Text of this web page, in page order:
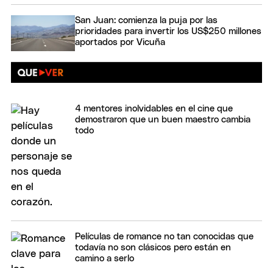
San Juan: comienza la puja por las
prioridades para invertir los US$250 millones
aportados por Vicuña
4 mentores inolvidables en el cine que
demostraron que un buen maestro cambia
todo
Películas de romance no tan conocidas que
todavía no son clásicos pero están en
camino a serlo